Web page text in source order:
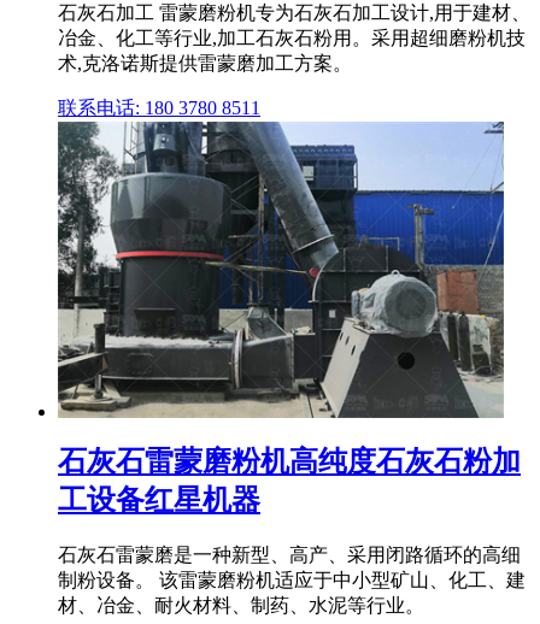
石灰石加工 雷蒙磨粉机专为石灰石加工设计,用于建材、
冶金、化工等行业,加工石灰石粉用。采用超细磨粉机技
术,克洛诺斯提供雷蒙磨加工方案。
联系电话: 180 3780 8511
石灰石雷蒙磨粉机高纯度石灰石粉加
工设备红星机器
石灰石雷蒙磨是一种新型、高产、采用闭路循环的高细
制粉设备。 该雷蒙磨粉机适应于中小型矿山、化工、建
材、冶金、耐火材料、制药、水泥等行业。